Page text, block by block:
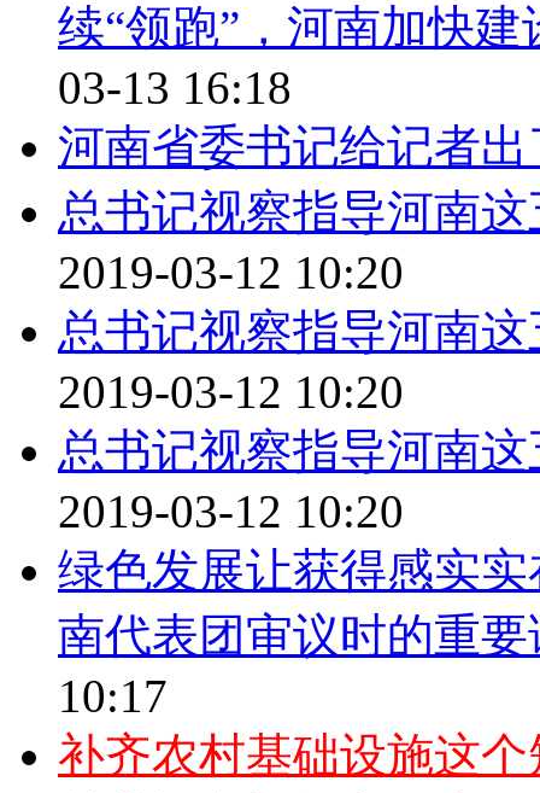
续“领跑”，河南加快
03-13 16:18
河南省委书记给记者
总书记视察指导河南
2019-03-12 10:20
总书记视察指导河南
2019-03-12 10:20
总书记视察指导河南
2019-03-12 10:20
绿色发展让获得感实
南代表团审议时的重
10:17
补齐农村基础设施这